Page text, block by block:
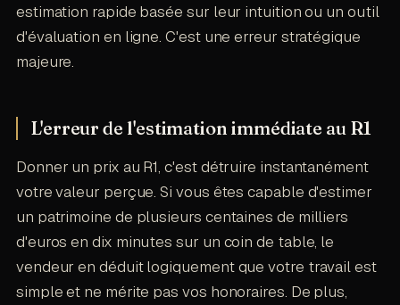
estimation rapide basée sur leur intuition ou un outil
d'évaluation en ligne. C'est une erreur stratégique
majeure.
L'erreur de l'estimation immédiate au R1
Donner un prix au R1, c'est détruire instantanément
votre valeur perçue. Si vous êtes capable d'estimer
un patrimoine de plusieurs centaines de milliers
d'euros en dix minutes sur un coin de table, le
vendeur en déduit logiquement que votre travail est
simple et ne mérite pas vos honoraires. De plus,